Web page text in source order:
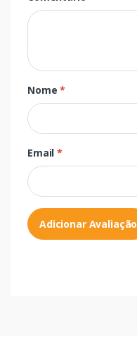
Nome*
Email*
Adicionar Avaliação